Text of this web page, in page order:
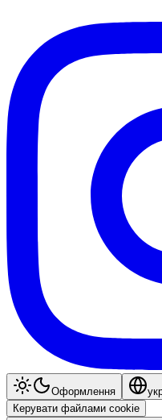
Оформлення
Керувати файлами cookie